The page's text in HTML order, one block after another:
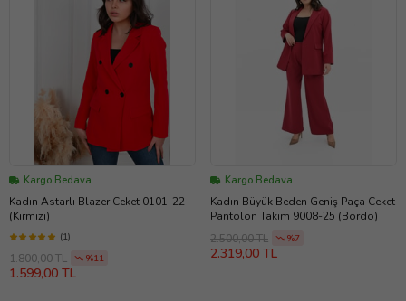
Kargo Bedava
Kadın Astarlı Blazer Ceket 0101-22
(Kırmızı)
(1)
1.800,00 TL %11
1.599,00 TL
Kargo Bedava
Kadın Büyük Beden Geniş Paça Ceket
Pantolon Takım 9008-25 (Bordo)
2.500,00 TL
%7
2.319,00 TL